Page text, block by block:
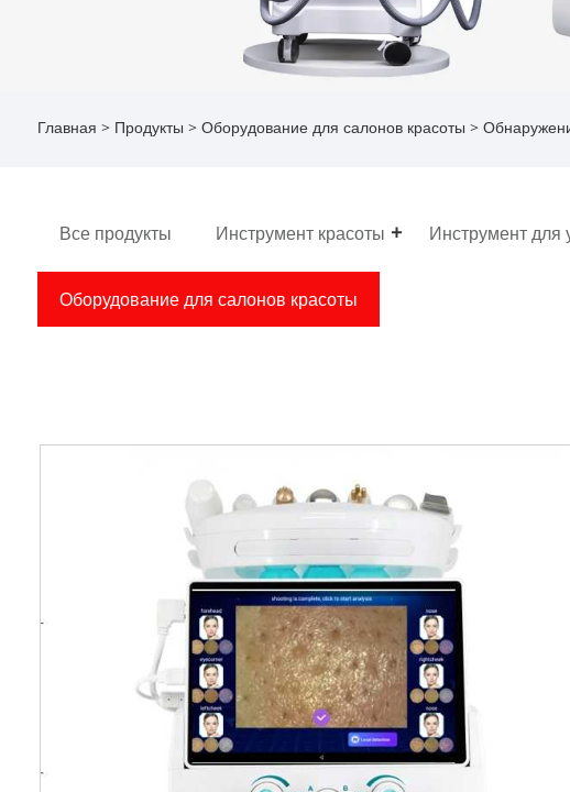
Главная > Продукты > Оборудование для салонов красоты >
Все продукты Инструмент красоты Инструмент для
Оборудование для салонов красоты